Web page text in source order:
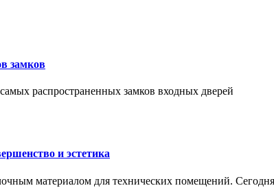
замков
распространенных замков входных дверей
и эстетика
материалом для технических помещений.